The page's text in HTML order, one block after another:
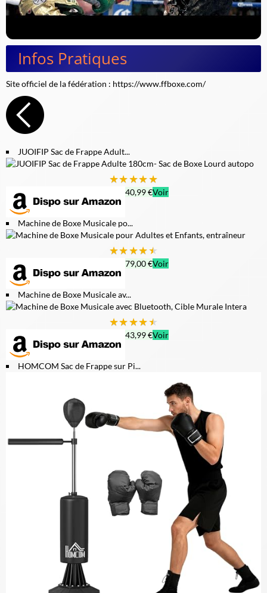
Infos Pratiques
Site officiel de la fédération : https://www.ffboxe.com/
JUOIFIP Sac de Frappe Adult...
★★★★★
40,99 €Voir
Machine de Boxe Musicale po...
★★★★★
79,00 €Voir
Machine de Boxe Musicale av...
★★★★★
43,99 €Voir
HOMCOM Sac de Frappe sur Pi...